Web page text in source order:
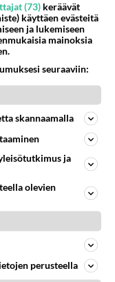
(73) keräävät
käyttäen evästeitä
ja lukemiseen
mainoksia
seuraaviin:
skannaamalla
ja
olevien
perusteella